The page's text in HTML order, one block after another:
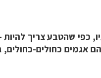
כפי שהטבע צריך
כחולים-כחולים,